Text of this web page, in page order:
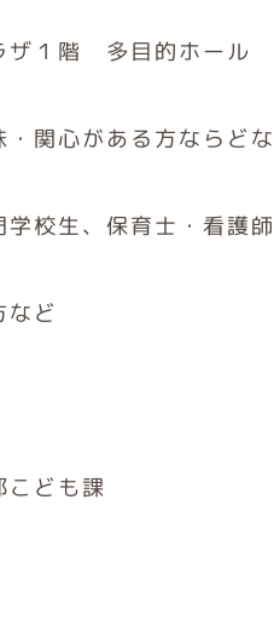
ザ１階 多目的ホール
関心がある方ならど
校生、保育士・看護
ど
こども課